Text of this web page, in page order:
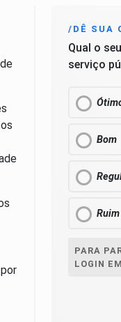
/DÊ SUA
Qual o
serviço
Bom
Ruim
PARA
LOGIN